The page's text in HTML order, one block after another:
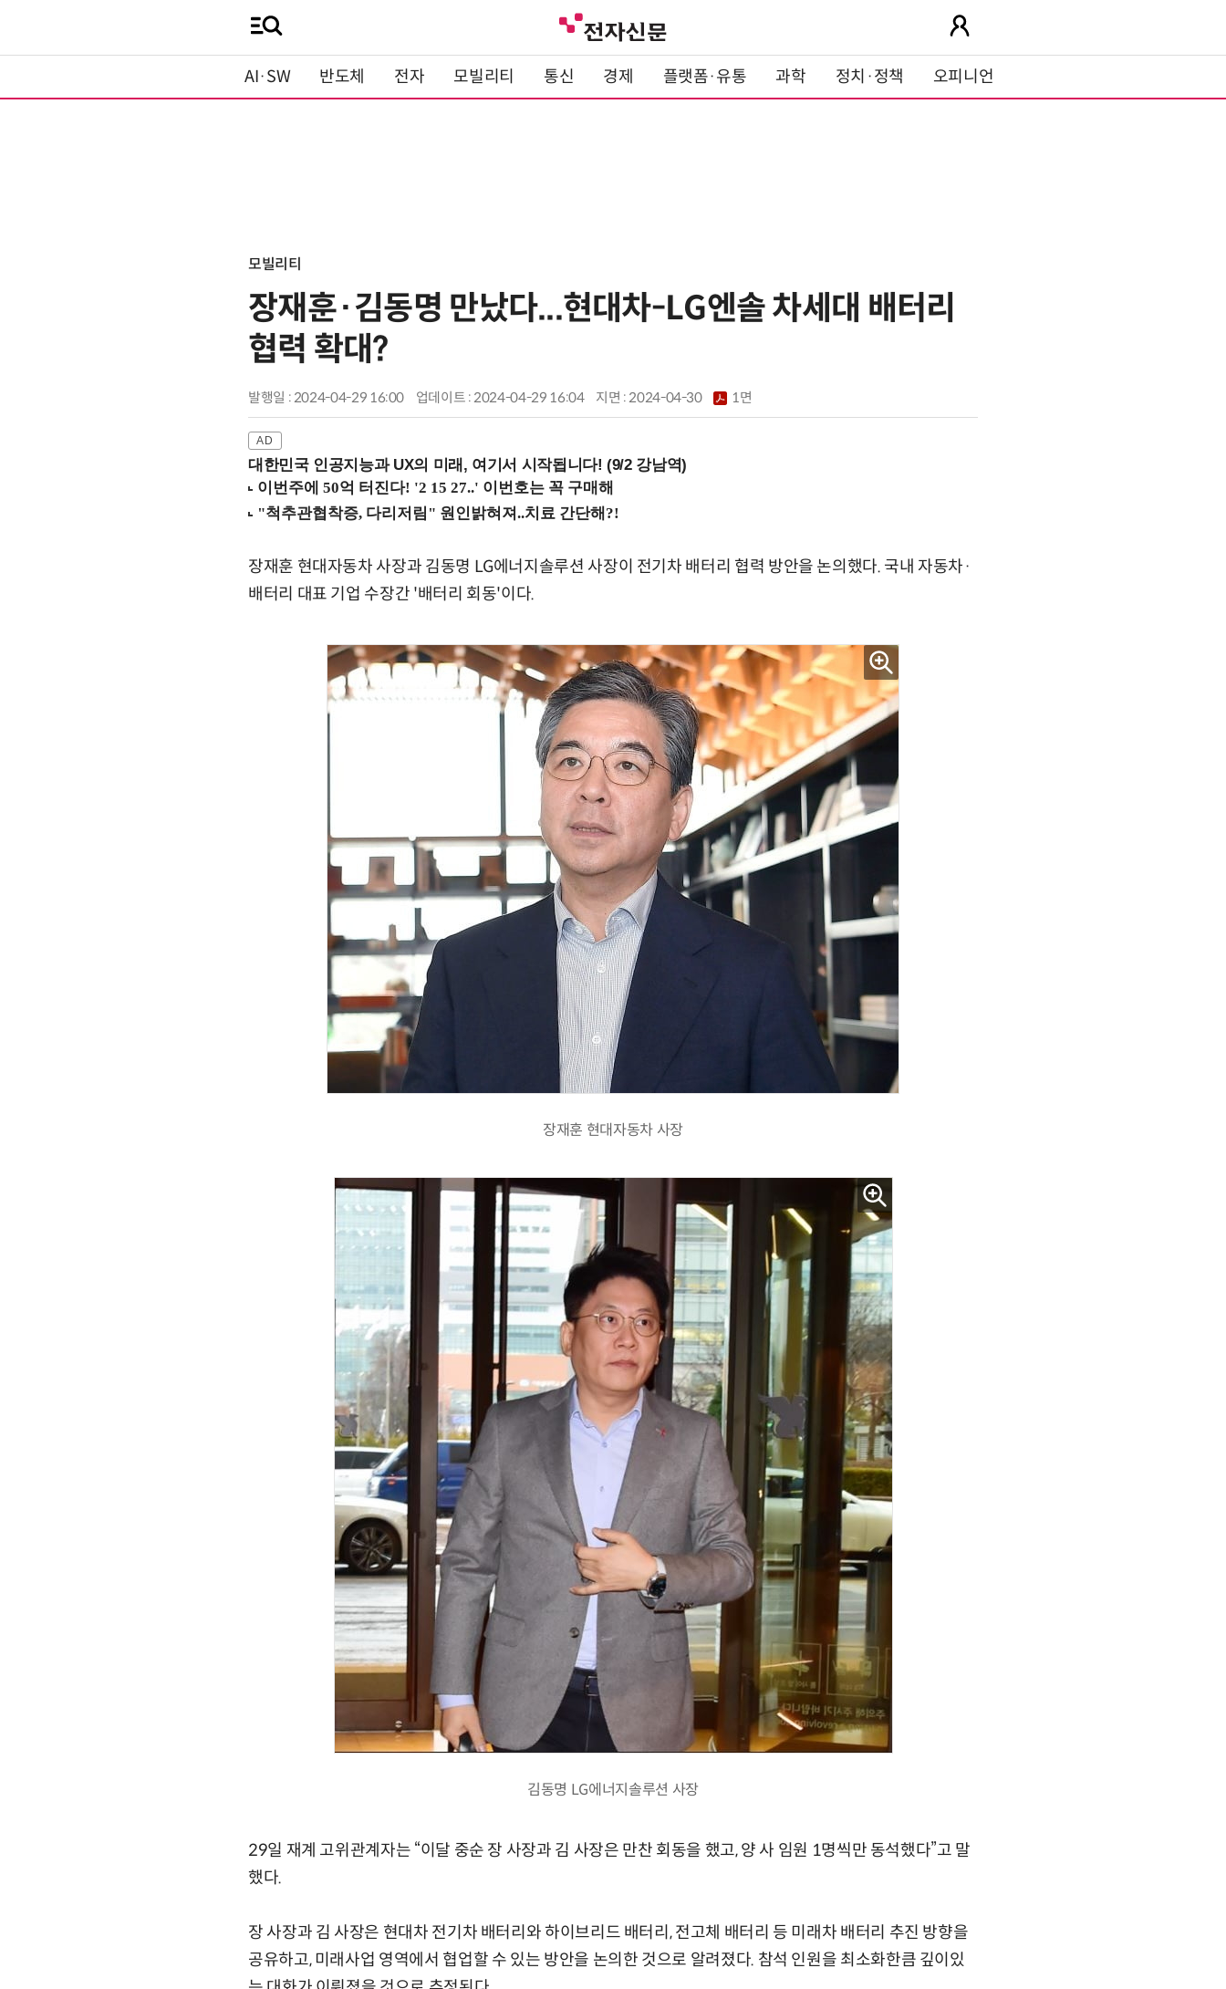
AI·SW 반도체 전자 모빌리티 통신 경제 플랫폼·유통 과학 정치·정책 오피니언
모빌리티
장재훈·김동명 만났다...현대차-LG엔솔 차세대 배터리
협력 확대?
발행일 : 2024-04-29 16:00 업데이트 : 2024-04-29 16:04 지면 :2024-04-30 1면
대한민국 인공지능과 UX의 미래, 여기서 시작됩니다! (9/2 강남역)
장재훈 현대자동차 사장과 김동명 LG에너지솔루션 사장이 전기차 배터리 협력 방안을 논의했다. 국내 자동차·
배터리 대표 기업 수장간 '배터리 회동'이다.
장재훈 현대자동차 사장
김동명 LG에너지솔루션 사장
29일 재계 고위관계자는 “이달 중순 장 사장과 김 사장은 만찬 회동을 했고, 양 사 임원 1명씩만 동석했다”고 말
했다.
장 사장과 김 사장은 현대차 전기차 배터리와 하이브리드 배터리, 전고체 배터리 등 미래차 배터리 추진 방향을
공유하고, 미래사업 영역에서 협업할 수 있는 방안을 논의한 것으로 알려졌다. 참석 인원을 최소화한큼 깊이있